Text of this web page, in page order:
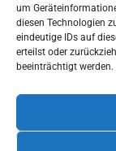
um
diesen Technologien
eindeutige IDs auf
erteilst oder
beeinträchtigt werden.